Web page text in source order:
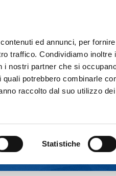
ed annunci, per
traffico. Condividiamo inoltre
nostri partner che si
potrebbero combinarle
raccolto dal suo utilizzo
Statistiche
THE GROUP